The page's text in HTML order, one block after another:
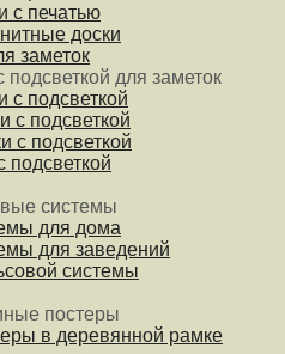
с печатью
доски
заметок
подсветкой для заметок
с подсветкой
с подсветкой
с подсветкой
подсветкой
системы
для дома
для заведений
системы
постеры
в деревянной рамке